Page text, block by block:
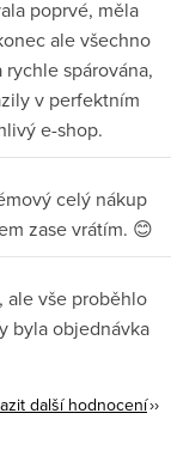
poprvé, měla
ale všechno
spárována,
v perfektním
e-shop.
celý nákup
zase vrátím. 😊
ale vše proběhlo
byla objednávka
další hodnocení